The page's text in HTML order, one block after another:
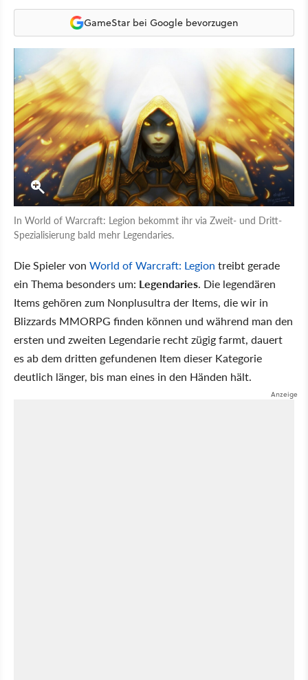
GameStar bei Google bevorzugen
In World of Warcraft: Legion bekommt ihr via Zweit- und Dritt-
Spezialisierung bald mehr Legendaries.
Die Spieler von World of Warcraft: Legion treibt gerade
ein Thema besonders um: Legendaries. Die legendären
Items gehören zum Nonplusultra der Items, die wir in
Blizzards MMORPG finden können und während man den
ersten und zweiten Legendarie recht zügig farmt, dauert
es ab dem dritten gefundenen Item dieser Kategorie
deutlich länger, bis man eines in den Händen hält.